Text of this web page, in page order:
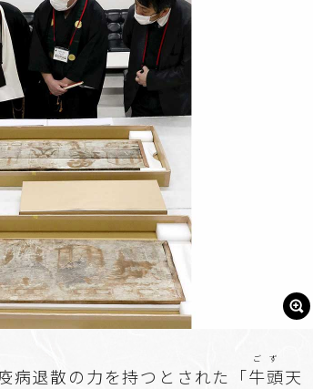
病退散の力を持つとされた「牛頭
ごず
天